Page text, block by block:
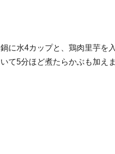
鍋に水4カップと、鶏肉里芋を
いて5分ほど煮たらかぶも加えま